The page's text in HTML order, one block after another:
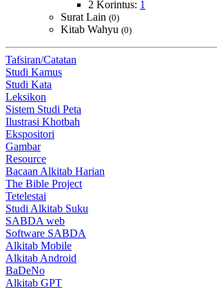
2 Korintus: 1
Surat Lain (0)
Kitab Wahyu (0)
Tafsiran/Catatan
Studi Kamus
Studi Kata
Leksikon
Sistem Studi Peta
Ilustrasi Khotbah
Ekspositori
Gambar
Resource
Bacaan Alkitab Harian
The Bible Project
Tetelestai
Studi Alkitab Suku
SABDA web
Software SABDA
Alkitab Mobile
Alkitab Android
BaDeNo
Alkitab GPT